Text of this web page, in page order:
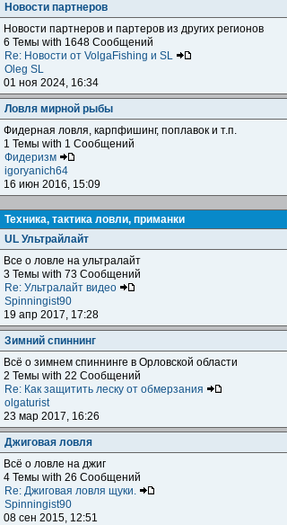
Новости партнеров
Новости партнеров и партеров из других регионов
6 Темы with 1648 Сообщений
Re: Новости от VolgaFishing и SL
Oleg SL
01 ноя 2024, 16:34
Ловля мирной рыбы
Фидерная ловля, карпфишинг, поплавок и т.п.
1 Темы with 1 Сообщений
Фидеризм
igoryanich64
16 июн 2016, 15:09
Техника, тактика ловли, приманки
UL Ультрайлайт
Все о ловле на ультралайт
3 Темы with 73 Сообщений
Re: Ультралайт видео
Spinningist90
19 апр 2017, 17:28
Зимний спиннинг
Всё о зимнем спиннинге в Орловской области
2 Темы with 22 Сообщений
Re: Как защитить леску от обмерзания
olgaturist
23 мар 2017, 16:26
Джиговая ловля
Всё о ловле на джиг
4 Темы with 26 Сообщений
Re: Джиговая ловля щуки.
Spinningist90
08 сен 2015, 12:51